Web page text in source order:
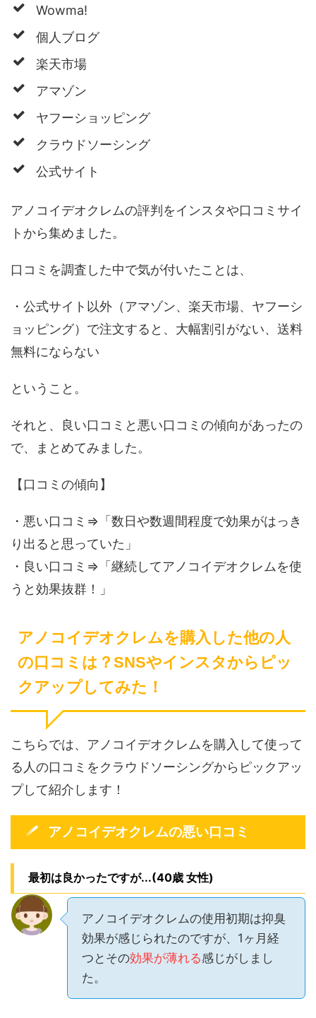
Wowma!
個人ブログ
楽天市場
アマゾン
ヤフーショッピング
クラウドソーシング
公式サイト
アノコイデオクレムの評判をインスタや口コミサイ
トから集めました。
口コミを調査した中で気が付いたことは、
・公式サイト以外（アマゾン、楽天市場、ヤフーシ
ョッピング）で注文すると、大幅割引がない、送料
無料にならない
ということ。
それと、良い口コミと悪い口コミの傾向があったの
で、まとめてみました。
【口コミの傾向】
・悪い口コミ⇒「数日や数週間程度で効果がはっき
り出ると思っていた」
・良い口コミ⇒「継続してアノコイデオクレムを使
うと効果抜群！」
アノコイデオクレムを購入した他の人
の口コミは？SNSやインスタからピッ
クアップしてみた！
こちらでは、アノコイデオクレムを購入して使って
る人の口コミをクラウドソーシングからピックアッ
プして紹介します！
アノコイデオクレムの悪い口コミ
最初は良かったですが...(40歳 女性)
アノコイデオクレムの使用初期は抑臭
効果が感じられたのですが、1ヶ月経
つとその効果が薄れる感じがしまし
た。